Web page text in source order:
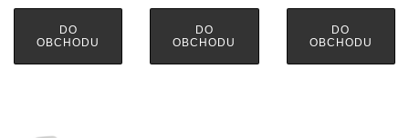
DO
OBCHODU
DO
OBCHODU
DO
OBCHODU